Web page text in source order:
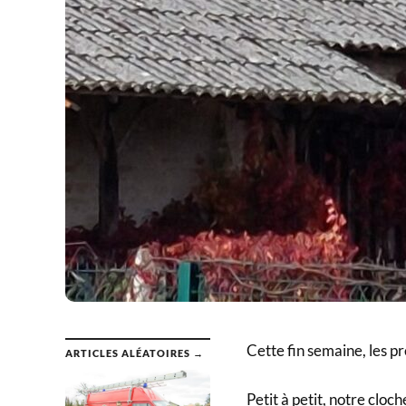
ARTICLES ALÉATOIRES → Cette fin semaine, les
Petit à petit, notre